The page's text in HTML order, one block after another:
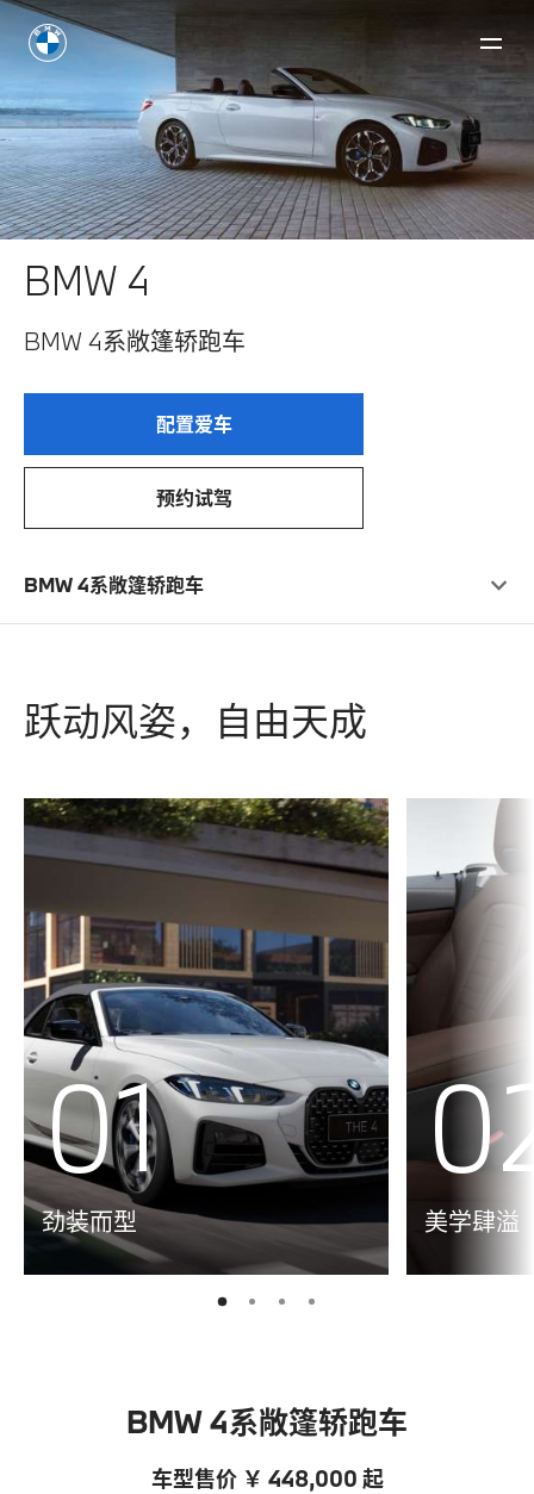
BMW 4
BMW 4系敞篷轿跑车
配置爱车
预约试驾
BMW 4系敞篷轿跑车
跃动风姿，自由天成
01
劲装而型 美学肆溢
1 2 3 4
BMW 4系敞篷轿跑车
车型售价 ￥ 448,000 起